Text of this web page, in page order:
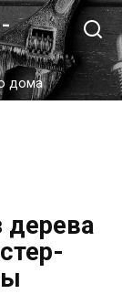
дома
дерева